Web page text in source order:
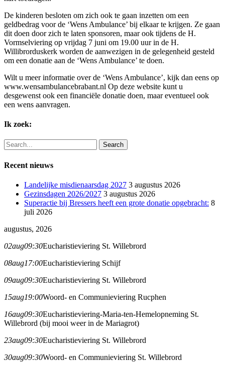
De kinderen besloten om zich ook te gaan inzetten om een
geldbedrag voor de ‘Wens Ambulance’ bij elkaar te krijgen. Ze gaan
dit doen door zich te laten sponsoren, maar ook tijdens de H.
Vormselviering op vrijdag 7 juni om 19.00 uur in de H.
Willibrorduskerk worden de aanwezigen in de gelegenheid gesteld
om een donatie aan de ‘Wens Ambulance’ te doen.
Wilt u meer informatie over de ‘Wens Ambulance’, kijk dan eens op
www.wensambulancebrabant.nl Op deze website kunt u
desgewenst ook een financiële donatie doen, maar eventueel ook
een wens aanvragen.
Ik zoek:
Search
Recent nieuws
Landelijke misdienaarsdag 2027 3 augustus 2026
Gezinsdagen 2026/2027 3 augustus 2026
Superactie bij Bressers heeft een grote donatie opgebracht: 8
juli 2026
augustus, 2026
02aug09:30Eucharistieviering St. Willebrord
08aug17:00Eucharistieviering Schijf
09aug09:30Eucharistieviering St. Willebrord
15aug19:00Woord- en Communieviering Rucphen
16aug09:30Eucharistieviering-Maria-ten-Hemelopneming St.
Willebrord (bij mooi weer in de Mariagrot)
23aug09:30Eucharistieviering St. Willebrord
30aug09:30Woord- en Communieviering St. Willebrord